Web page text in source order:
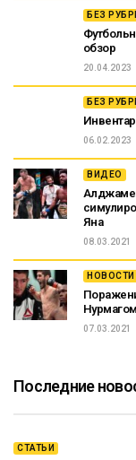
БЕЗ
обзор
20.04.2023
БЕЗ
06.02.2023
ВИДЕО
Яна
08.03.2021
НОВОСТИ
07.03.2021
Последние
СТАТЬИ